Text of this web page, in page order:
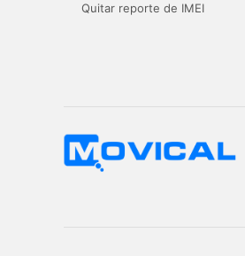
Quitar reporte de IMEI